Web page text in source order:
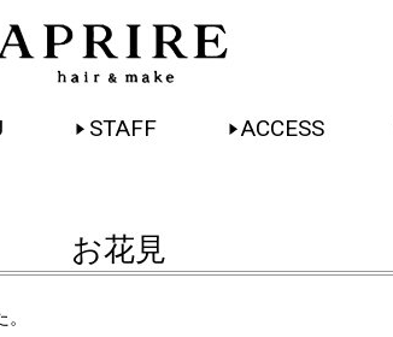
STAFF ACCESS
お花見